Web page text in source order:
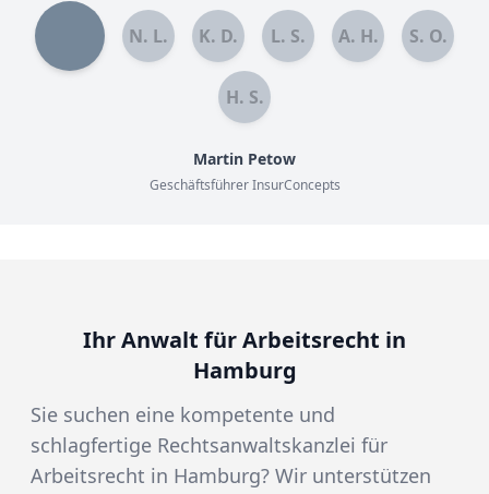
Ihr Anwalt für Arbeitsrecht in
Hamburg
Sie suchen eine kompetente und
schlagfertige Rechtsanwaltskanzlei für
Arbeitsrecht in Hamburg? Wir unterstützen
N. L. K. D. L. S. A. H. S. O.
H. S.
Martin Petow
Geschäftsführer InsurConcepts